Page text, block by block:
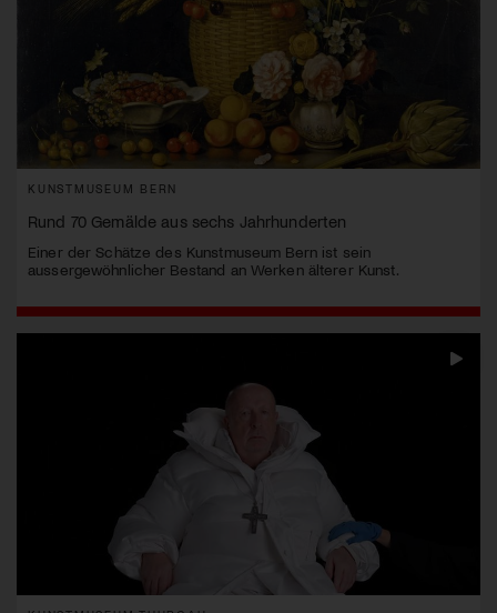
KUNSTMUSEUM BERN
Rund 70 Gemälde aus sechs Jahrhunderten
Einer der Schätze des Kunstmuseum Bern ist sein
aussergewöhnlicher Bestand an Werken älterer Kunst.